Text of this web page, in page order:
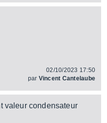
02/10/2023 17:50
par Vincent Cantelaube
valeur condensateur